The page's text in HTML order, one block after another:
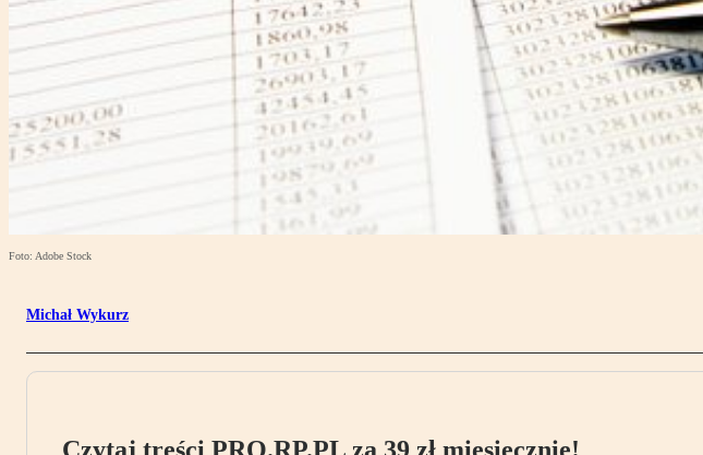
Foto: Adobe Stock
Michał Wykurz